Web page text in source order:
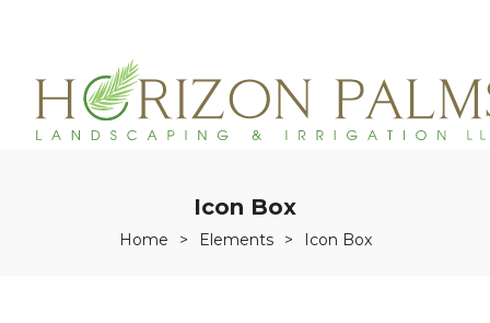
Icon Box
Home > Elements > Icon Box